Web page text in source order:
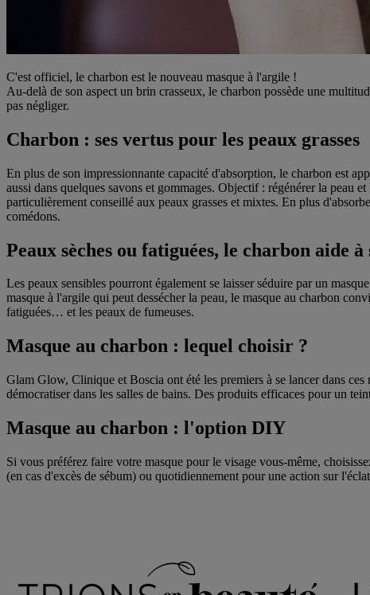
C'est officiel, le charbon est le nouveau masque à l'argile !
Au-delà de son aspect un brin crasseux, le charbon possède une
pas négliger.
Charbon : ses vertus pour les peaux grasses
En plus de son impressionnante capacité d'absorption, le charbon est
aussi dans quelques savons et gommages. Objectif : régénérer la peau
particulièrement conseillé aux peaux grasses et mixtes. En plus
comédons.
Peaux sèches ou fatiguées, le charbon aide
Les peaux sensibles pourront également se laisser séduire par un
masque à l'argile qui peut dessécher la peau, le masque au charbon
fatiguées… et les peaux de fumeuses.
Masque au charbon : lequel choisir ?
Glam Glow, Clinique et Boscia ont été les premiers à se lancer dans
démocratiser dans les salles de bains. Des produits efficaces pour un
Masque au charbon : l'option DIY
Si vous préférez faire votre masque pour le visage vous-même,
(en cas d'excès de sébum) ou quotidiennement pour une action sur